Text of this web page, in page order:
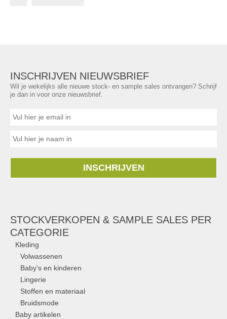
INSCHRIJVEN NIEUWSBRIEF
Wil je wekelijks alle nieuwe stock- en sample sales ontvangen? Schrijf
je dan in voor onze nieuwsbrief.
INSCHRIJVEN
STOCKVERKOPEN & SAMPLE SALES PER
CATEGORIE
Kleding
Volwassenen
Baby's en kinderen
Lingerie
Stoffen en materiaal
Bruidsmode
Baby artikelen